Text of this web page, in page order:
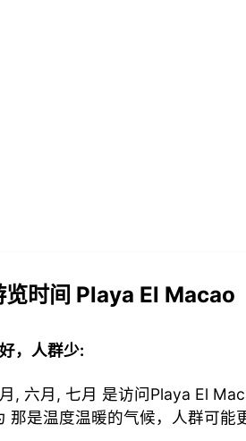
览时间 Playa El Macao
，人群少:
, 六月, 七月 是访问Playa El
那是温度温暖的气候，人群可能